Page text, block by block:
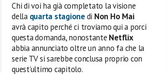
Chi di voi ha già completato la visione
della quarta stagionedi Non Ho Mai
avrà capito perché ci troviamo qui a porci
questa domanda, nonostante Netflix
abbia annunciato oltre un anno fa che la
serie TV si sarebbe conclusa proprio con
quest’ultimo capitolo.